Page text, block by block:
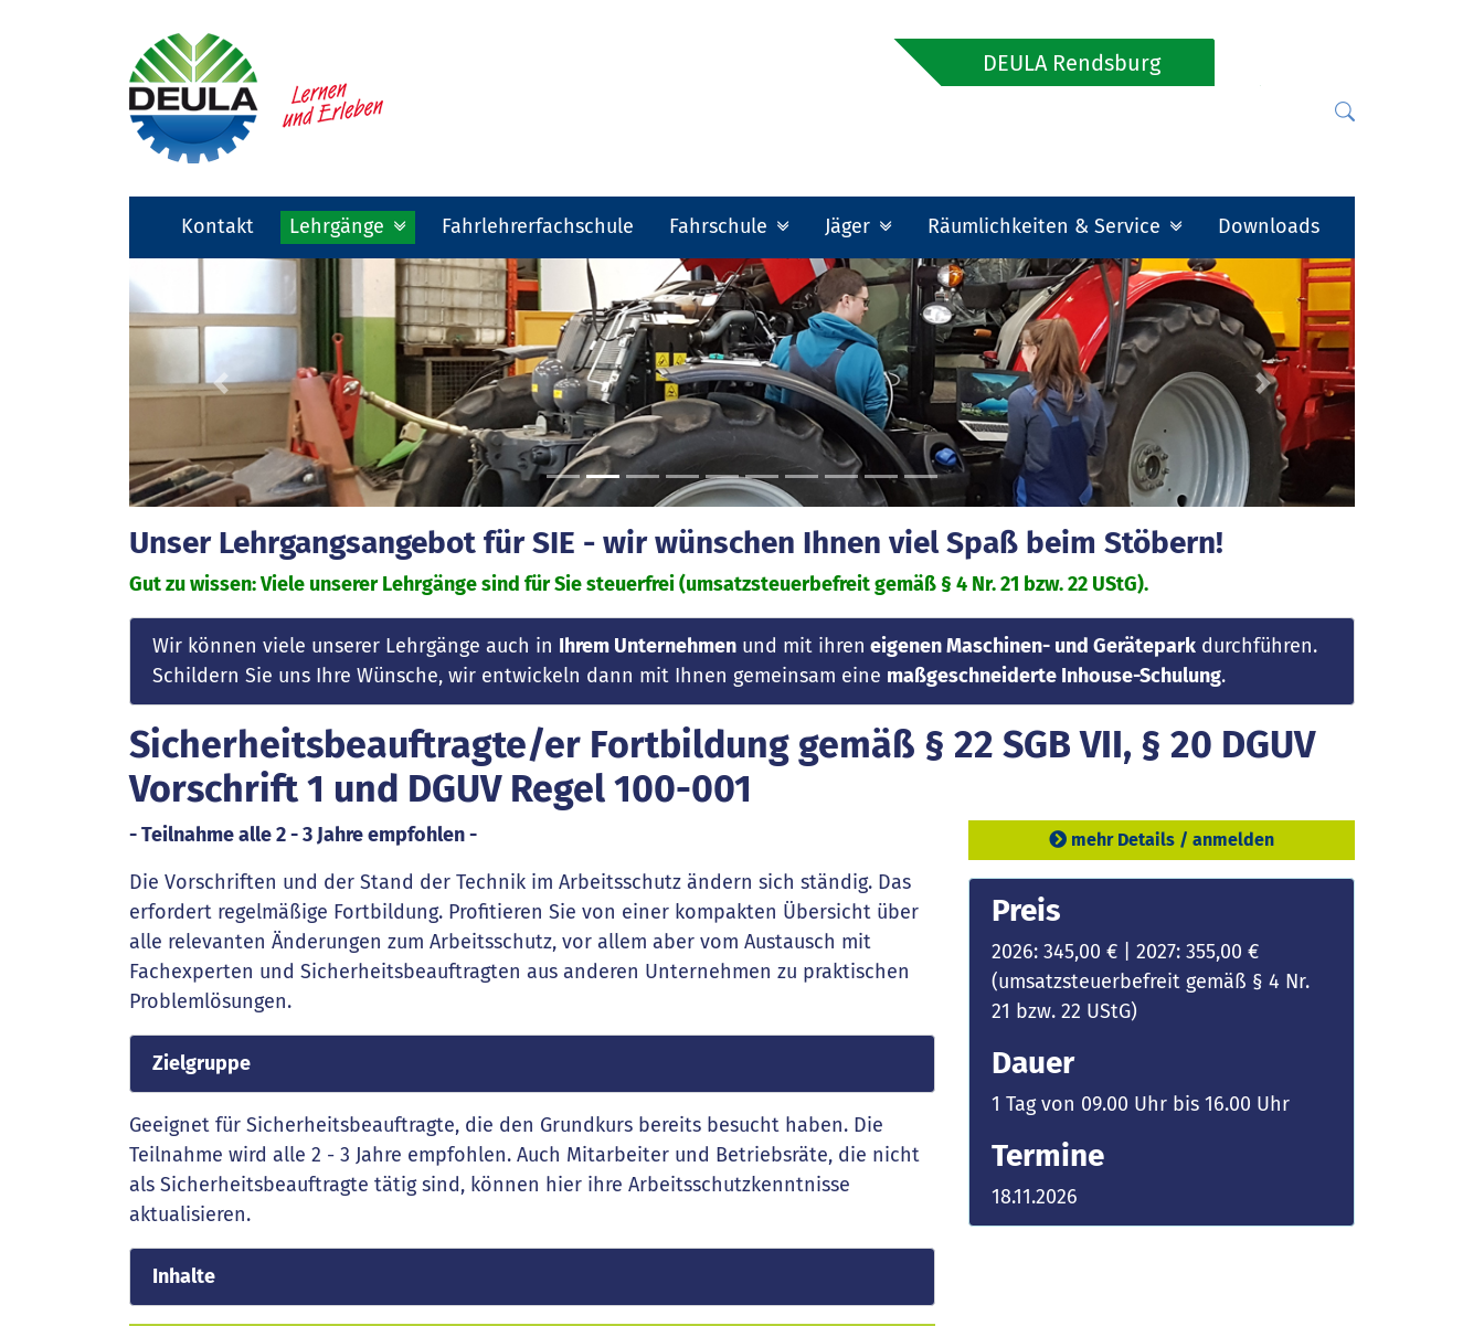
DEULA Rendsburg
Kontakt Lehrgänge Fahrlehrerfachschule Fahrschule Jäger Räumlichkeiten & Service Downloads
Previous Next
Unser Lehrgangsangebot für SIE - wir wünschen Ihnen viel Spaß beim Stöbern!
Gut zu wissen: Viele unserer Lehrgänge sind für Sie steuerfrei (umsatzsteuerbefreit gemäß § 4 Nr. 21 bzw. 22 UStG).
Wir können viele unserer Lehrgänge auch in Ihrem Unternehmen und mit ihren eigenen Maschinen- und Gerätepark durchführen.
Schildern Sie uns Ihre Wünsche, wir entwickeln dann mit Ihnen gemeinsam eine maßgeschneiderte Inhouse-Schulung.
Sicherheitsbeauftragte/er Fortbildung gemäß § 22 SGB VII, § 20 DGUV
Vorschrift 1 und DGUV Regel 100-001
- Teilnahme alle 2 - 3 Jahre empfohlen -
Die Vorschriften und der Stand der Technik im Arbeitsschutz ändern sich ständig. Das
erfordert regelmäßige Fortbildung. Profitieren Sie von einer kompakten Übersicht über
alle relevanten Änderungen zum Arbeitsschutz, vor allem aber vom Austausch mit
Fachexperten und Sicherheitsbeauftragten aus anderen Unternehmen zu praktischen
Problemlösungen.
Zielgruppe
Geeignet für Sicherheitsbeauftragte, die den Grundkurs bereits besucht haben. Die
Teilnahme wird alle 2 - 3 Jahre empfohlen. Auch Mitarbeiter und Betriebsräte, die nicht
als Sicherheitsbeauftragte tätig sind, können hier ihre Arbeitsschutzkenntnisse
aktualisieren.
Inhalte
mehr Details / anmelden
Preis
2026: 345,00 € | 2027: 355,00 €
(umsatzsteuerbefreit gemäß § 4 Nr.
21 bzw. 22 UStG)
Dauer
1 Tag von 09.00 Uhr bis 16.00 Uhr
Termine
18.11.2026